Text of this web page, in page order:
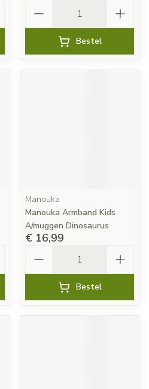
Bestel
Manouka
Manouka Armband Kids
A/muggen Dinosaurus
€ 16,99
Bestel